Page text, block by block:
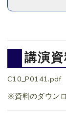
講演
C10_P0141.pdf
※資料のダウン